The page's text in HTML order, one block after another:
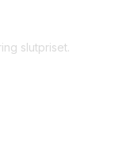
slutpriset.